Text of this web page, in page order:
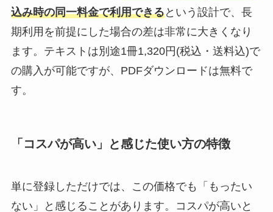
込み時の同一料金で利用できるという設計で、長
期利用を前提にした場合の差は非常に大きくなり
ます。テキストは別途1冊1,320円(税込・送料込)で
の購入が可能ですが、PDFダウンロードは無料で
す。
「コスパが高い」と感じた使い方の特徴
単に登録しただけでは、この価格でも「もったい
ない」と感じることがあります。コスパが高いと